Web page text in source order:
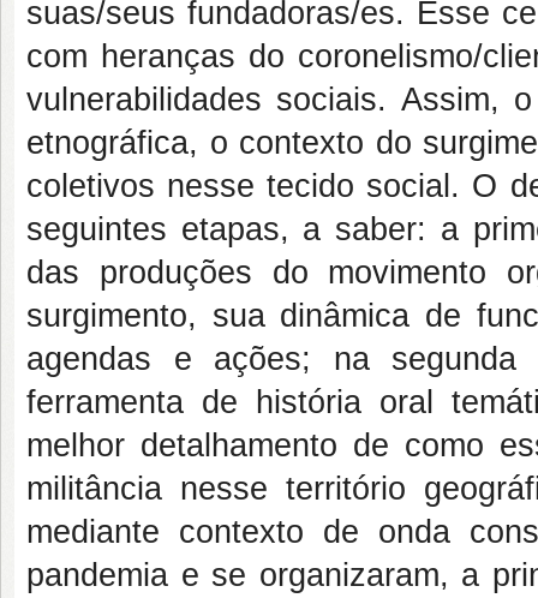
suas/seus fundadoras/es. Esse
com heranças do coronelismo/
vulnerabilidades sociais. Assim,
etnográfica, o contexto do
coletivos nesse tecido social. O
seguintes etapas, a saber: a
das produções do movimento
surgimento, sua dinâmica de
agendas e ações; na
ferramenta de história oral
melhor detalhamento de como
militância nesse território
mediante contexto de onda
pandemia e se organizaram, a